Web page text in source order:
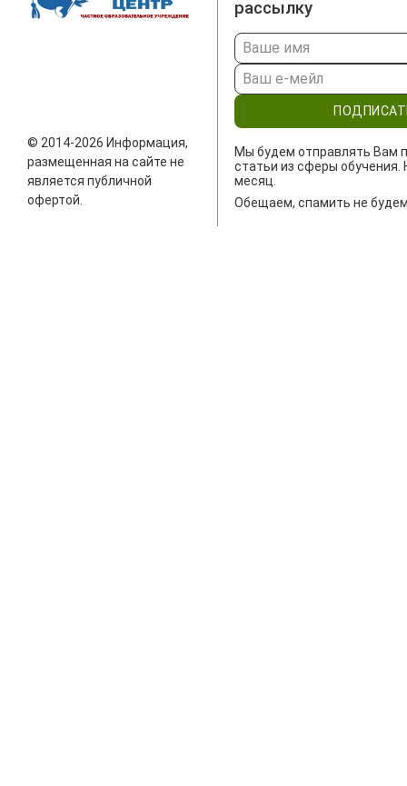
© 2014-2026 Информация,
размещенная на сайте не
является публичной
офертой.
рассылку
Мы будем отправлять Вам
статьи из сферы обучения.
месяц.
Обещаем, спамить не